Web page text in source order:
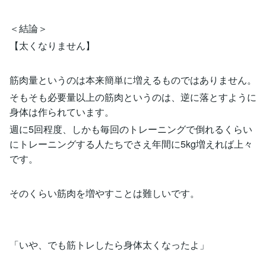
＜結論＞
【太くなりません】
筋肉量というのは本来簡単に増えるものではありません。
そもそも必要量以上の筋肉というのは、逆に落とすように
身体は作られています。
週に5回程度、しかも毎回のトレーニングで倒れるくらい
にトレーニングする人たちでさえ年間に5kg増えれば上々
です。
そのくらい筋肉を増やすことは難しいです。
「いや、でも筋トレしたら身体太くなったよ」